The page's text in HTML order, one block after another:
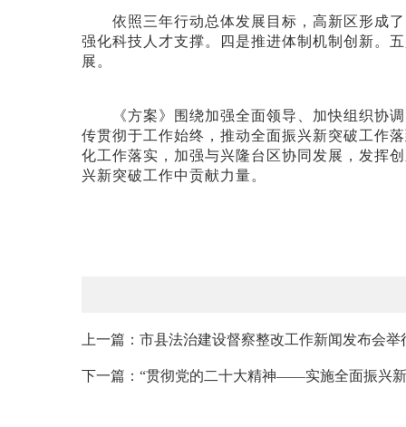
依照三年行动总体发展目标，高新区形成了
强化科技人才支撑。四是推进体制机制创新。
展。
《方案》围绕加强全面领导、加快组织协调
传贯彻于工作始终，推动全面振兴新突破工作
化工作落实，加强与兴隆台区协同发展，发挥
兴新突破工作中贡献力量。
上一篇：市县法治建设督察整改工作新闻发布会举
下一篇：“贯彻党的二十大精神——实施全面振兴